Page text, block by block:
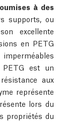
à des
supports, ou
excellente
en PETG
PETG est un
aux
représente
lors du
propriétés du